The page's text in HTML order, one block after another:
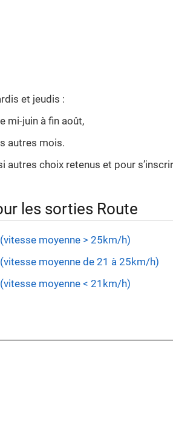
et jeudis :
mi-juin à fin août,
autres mois.
autres choix retenus et pour
les sorties Route
moyenne > 25km/h)
moyenne de 21 à 25km/h)
moyenne < 21km/h)